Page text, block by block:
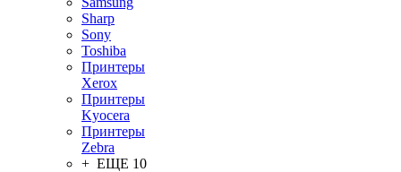
Sharp
Sony
Toshiba
Принтеры
Xerox
Принтеры
Kyocera
Принтеры
Zebra
+ ЕЩЕ 10